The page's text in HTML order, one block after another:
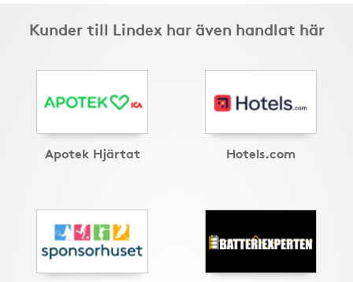
Kunder till Lindex har även handlat här
Apotek Hjärtat Hotels.com